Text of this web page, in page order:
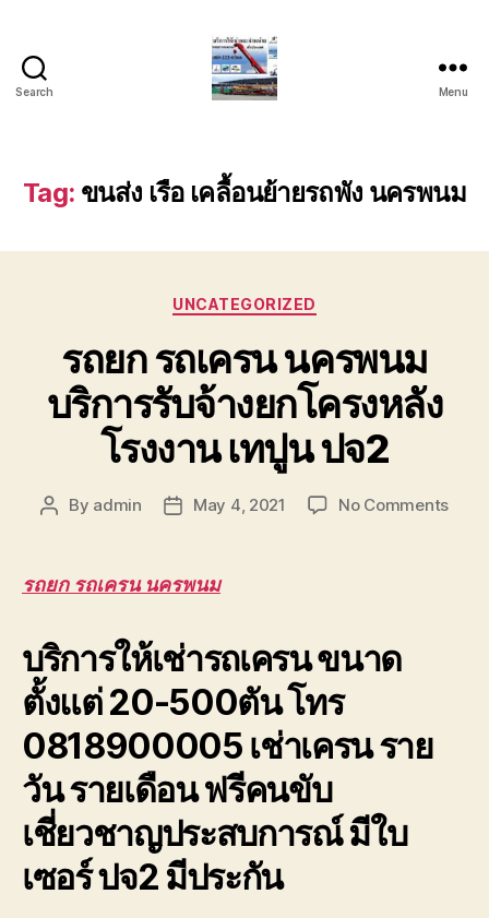
Search
รถ
เครน
เฮี๊ยบ
สไลด์
เครื่องจักร
โทร
0818900005
Menu
Tag: ขนส่ง เรือ เคลื้อนย้ายรถพัง นครพนม
Categories
UNCATEGORIZED
รถยก รถเครน นครพนม
บริการรับจ้างยกโครงหลัง
โรงงาน เทปูน ปจ2
Post
By admin
PostMay 4, 2021 No Commentson
รถยก รถเครน นครพนม
บริการให้เช่ารถเครน ขนาด
ตั้งแต่ 20-500ตัน โทร
0818900005 เช่าเครน ราย
วัน รายเดือน ฟรีคนขับ
เชี่ยวชาญประสบการณ์ มีใบ
เซอร์ ปจ2 มีประกัน